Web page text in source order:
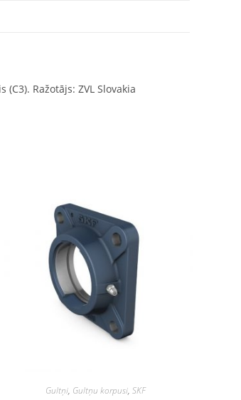
Ražotājs: ZVL Slovakia
Gultņi, Gultņu korpusi,SKF